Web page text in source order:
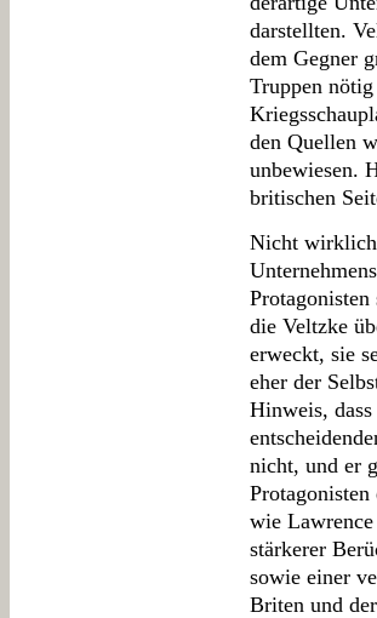
darstellten.
dem Gegner
Truppen
den Quellen
unbewiesen.
britischen
Nicht wirklich
die Veltzke
erweckt, sie
eher der
Hinweis,
nicht, und er
wie
stärkerer
sowie einer
Briten und